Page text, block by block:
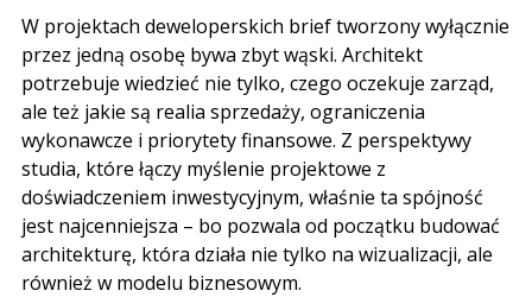
W projektach deweloperskich brief tworzony wyłącznie
przez jedną osobę bywa zbyt wąski. Architekt
potrzebuje wiedzieć nie tylko, czego oczekuje zarząd,
ale też jakie są realia sprzedaży, ograniczenia
wykonawcze i priorytety finansowe. Z perspektywy
studia, które łączy myślenie projektowe z
doświadczeniem inwestycyjnym, właśnie ta spójność
jest najcenniejsza – bo pozwala od początku budować
architekturę, która działa nie tylko na wizualizacji, ale
również w modelu biznesowym.